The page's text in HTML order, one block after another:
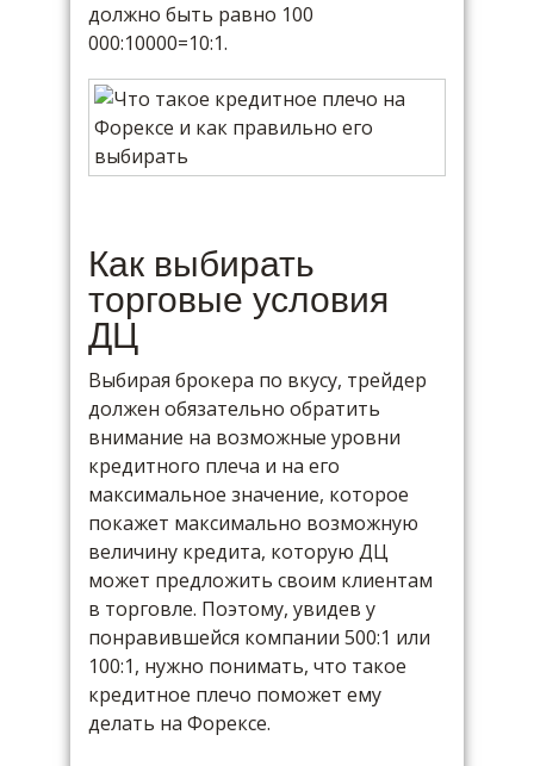
должно быть равно 100
000:10000=10:1.
Как выбирать
торговые условия
ДЦ
Выбирая брокера по вкусу, трейдер
должен обязательно обратить
внимание на возможные уровни
кредитного плеча и на его
максимальное значение, которое
покажет максимально возможную
величину кредита, которую ДЦ
может предложить своим клиентам
в торговле. Поэтому, увидев у
понравившейся компании 500:1 или
100:1, нужно понимать, что такое
кредитное плечо поможет ему
делать на Форексе.